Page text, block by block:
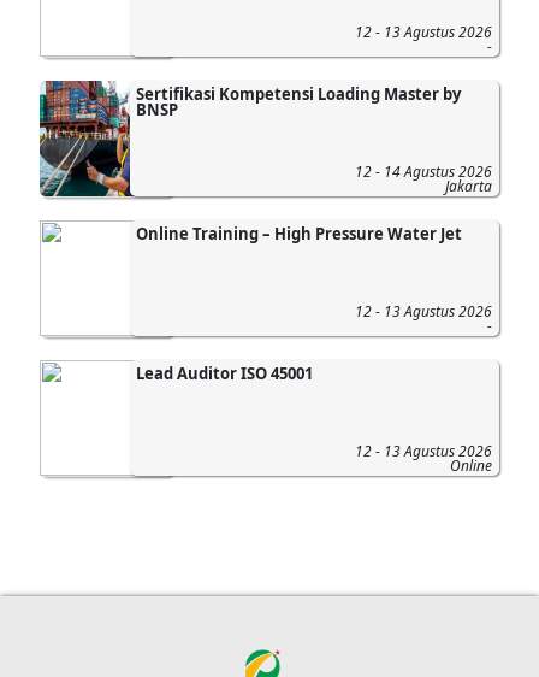
12 - 13 Agustus 2026
-
Sertifikasi Kompetensi Loading Master by
BNSP
12 - 14 Agustus 2026
Jakarta
Online Training – High Pressure Water Jet
12 - 13 Agustus 2026
-
Lead Auditor ISO 45001
12 - 13 Agustus 2026
Online